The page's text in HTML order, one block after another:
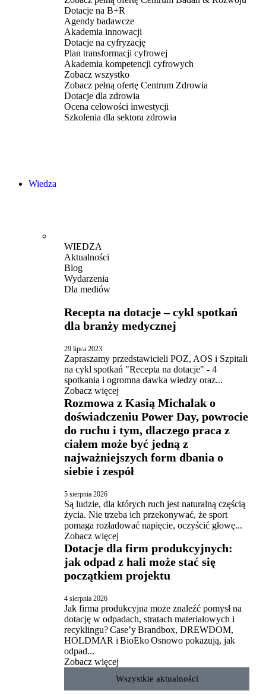
Dotacje na B+R
Agendy badawcze
Akademia innowacji
Dotacje na cyfryzację
Plan transformacji cyfrowej
Akademia kompetencji cyfrowych
Zobacz wszystko
Zobacz pełną ofertę Centrum Zdrowia
Dotacje dla zdrowia
Ocena celowości inwestycji
Szkolenia dla sektora zdrowia
Wiedza
WIEDZA
Aktualności
Blog
Wydarzenia
Dla mediów
Recepta na dotacje – cykl spotkań
dla branży medycznej
29 lipca 2023
Zapraszamy przedstawicieli POZ, AOS i Szpitali
na cykl spotkań "Recepta na dotacje" - 4
spotkania i ogromna dawka wiedzy oraz...
Zobacz więcej
Rozmowa z Kasią Michalak o
doświadczeniu Power Day, powrocie
do ruchu i tym, dlaczego praca z
ciałem może być jedną z
najważniejszych form dbania o
siebie i zespół
5 sierpnia 2026
Są ludzie, dla których ruch jest naturalną częścią
życia. Nie trzeba ich przekonywać, że sport
pomaga rozładować napięcie, oczyścić głowę...
Zobacz więcej
Dotacje dla firm produkcyjnych:
jak odpad z hali może stać się
początkiem projektu
4 sierpnia 2026
Jak firma produkcyjna może znaleźć pomysł na
dotację w odpadach, stratach materiałowych i
recyklingu? Case’y Brandbox, DREWDOM,
HOLDMAR i BioEko Osnowo pokazują, jak
odpad...
Zobacz więcej
Wszystkie aktualności